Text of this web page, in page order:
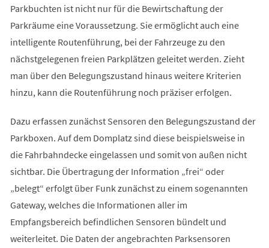
Parkbuchten ist nicht nur für die Bewirtschaftung der
Parkräume eine Voraussetzung. Sie ermöglicht auch eine
intelligente Routenführung, bei der Fahrzeuge zu den
nächstgelegenen freien Parkplätzen geleitet werden. Zieht
man über den Belegungszustand hinaus weitere Kriterien
hinzu, kann die Routenführung noch präziser erfolgen.
Dazu erfassen zunächst Sensoren den Belegungszustand der
Parkboxen. Auf dem Domplatz sind diese beispielsweise in
die Fahrbahndecke eingelassen und somit von außen nicht
sichtbar. Die Übertragung der Information „frei“ oder
„belegt“ erfolgt über Funk zunächst zu einem sogenannten
Gateway, welches die Informationen aller im
Empfangsbereich befindlichen Sensoren bündelt und
weiterleitet. Die Daten der angebrachten Parksensoren